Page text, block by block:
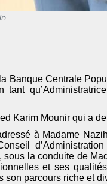
Banque Centrale
tant
Karim Mounir qui a
à Madame
la conduite de
et ses
son parcours riche et